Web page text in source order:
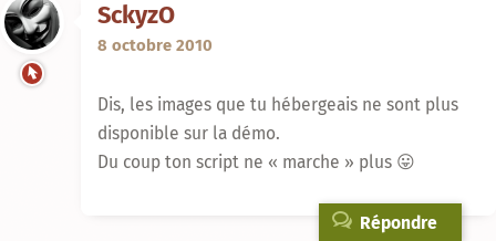
SckyzO
8 octobre 2010
Dis, les images que tu hébergeais ne sont plus
disponible sur la démo.
Du coup ton script ne « marche » plus 😛
Répondre